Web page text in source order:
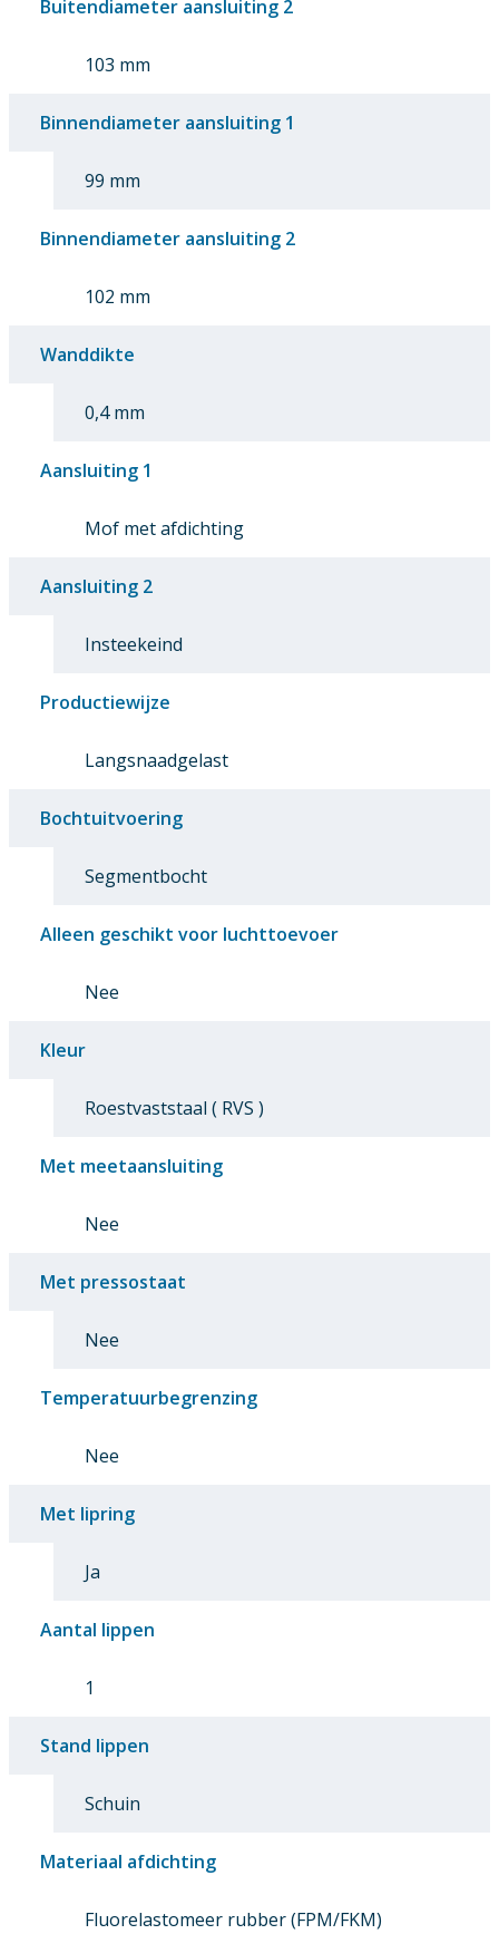
Buitendiameter aansluiting 2
103 mm
Binnendiameter aansluiting 1
99 mm
Binnendiameter aansluiting 2
102 mm
Wanddikte
0,4 mm
Aansluiting 1
Mof met afdichting
Aansluiting 2
Insteekeind
Productiewijze
Langsnaadgelast
Bochtuitvoering
Segmentbocht
Alleen geschikt voor luchttoevoer
Nee
Kleur
Roestvaststaal ( RVS )
Met meetaansluiting
Nee
Met pressostaat
Nee
Temperatuurbegrenzing
Nee
Met lipring
Ja
Aantal lippen
1
Stand lippen
Schuin
Materiaal afdichting
Fluorelastomeer rubber (FPM/FKM)